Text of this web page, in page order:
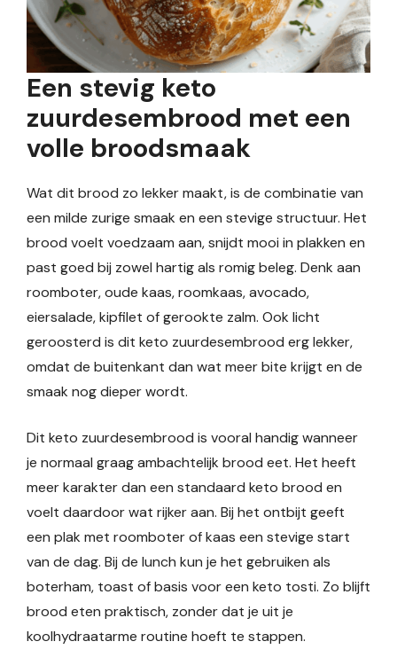
Een stevig keto
zuurdesembrood met een
volle broodsmaak
Wat dit brood zo lekker maakt, is de combinatie van
een milde zurige smaak en een stevige structuur. Het
brood voelt voedzaam aan, snijdt mooi in plakken en
past goed bij zowel hartig als romig beleg. Denk aan
roomboter, oude kaas, roomkaas, avocado,
eiersalade, kipfilet of gerookte zalm. Ook licht
geroosterd is dit keto zuurdesembrood erg lekker,
omdat de buitenkant dan wat meer bite krijgt en de
smaak nog dieper wordt.
Dit keto zuurdesembrood is vooral handig wanneer
je normaal graag ambachtelijk brood eet. Het heeft
meer karakter dan een standaard keto brood en
voelt daardoor wat rijker aan. Bij het ontbijt geeft
een plak met roomboter of kaas een stevige start
van de dag. Bij de lunch kun je het gebruiken als
boterham, toast of basis voor een keto tosti. Zo blijft
brood eten praktisch, zonder dat je uit je
koolhydraatarme routine hoeft te stappen.